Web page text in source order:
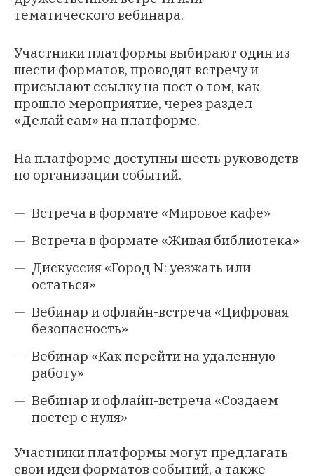
тематического вебинара.
Участники платформы выбирают один из
шести форматов, проводят встречу и
присылают ссылку на пост о том, как
прошло мероприятие, через раздел
«Делай сам» на платформе.
На платформе доступны шесть руководств
по организации событий.
Встреча в формате «Мировое кафе»
Встреча в формате «Живая библиотека»
Дискуссия «Город N: уезжать или
остаться»
Вебинар и офлайн-встреча «Цифровая
безопасность»
Вебинар «Как перейти на удаленную
работу»
Вебинар и офлайн-встреча «Создаем
постер с нуля»
Участники платформы могут предлагать
свои идеи форматов событий, а также